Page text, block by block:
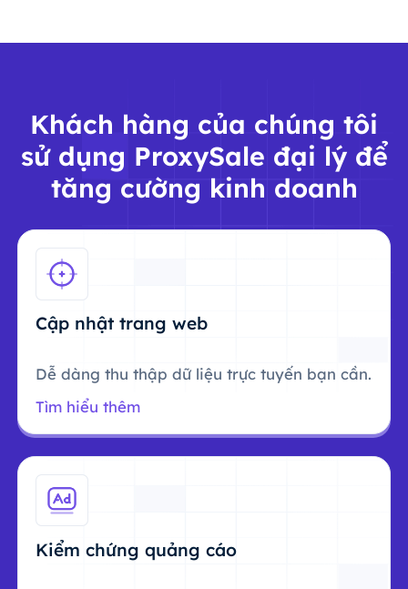
Khách hàng của chúng tôi
sử dụng ProxySale đại lý để
tăng cường kinh doanh
Cập nhật trang web
Dễ dàng thu thập dữ liệu trực tuyến bạn cần.
Tìm hiểu thêm
Kiểm chứng quảng cáo